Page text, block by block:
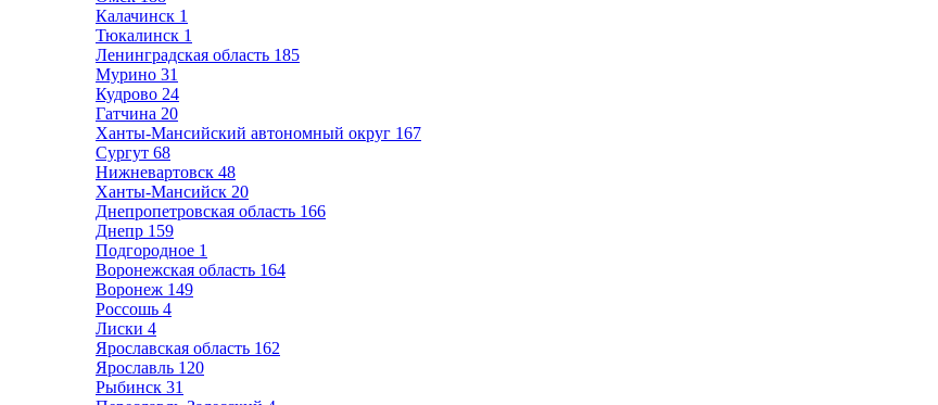
Калачинск 1
Тюкалинск 1
Ленинградская область 185
Мурино 31
Кудрово 24
Гатчина 20
Ханты-Мансийский автономный округ 167
Сургут 68
Нижневартовск 48
Ханты-Мансийск 20
Днепропетровская область 166
Днепр 159
Подгородное 1
Воронежская область 164
Воронеж 149
Россошь 4
Лиски 4
Ярославская область 162
Ярославль 120
Рыбинск 31